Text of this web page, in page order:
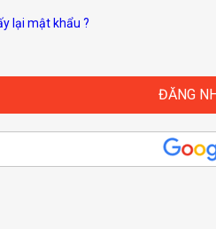
lại mật khẩu ?